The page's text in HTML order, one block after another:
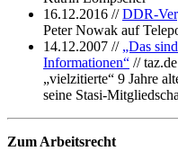
16.12.2016 //DDR-
Peter Nowak auf
14.12.2007 // „Das
Informationen“ //
„vielzitierte“ 9 Jahre
seine Stasi-
Zum Arbeitsrecht